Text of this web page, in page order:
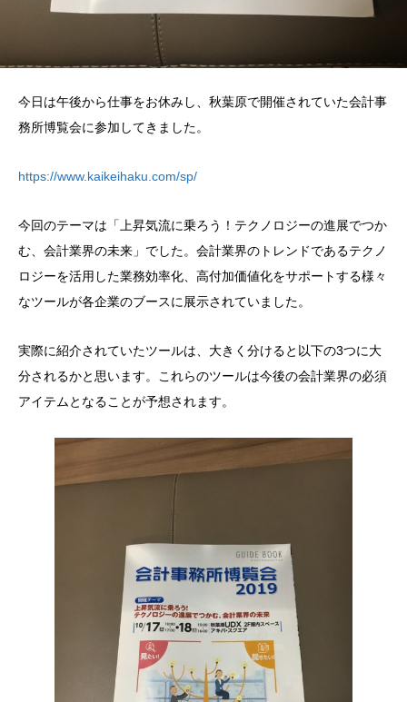
今日は午後から仕事をお休みし、秋葉原で開催されていた会計事
務所博覧会に参加してきました。
https://www.kaikeihaku.com/sp/
今回のテーマは「上昇気流に乗ろう！テクノロジーの進展でつか
む、会計業界の未来」でした。会計業界のトレンドであるテクノ
ロジーを活用した業務効率化、高付加価値化をサポートする様々
なツールが各企業のブースに展示されていました。
実際に紹介されていたツールは、大きく分けると以下の3つに大
分されるかと思います。これらのツールは今後の会計業界の必須
アイテムとなることが予想されます。